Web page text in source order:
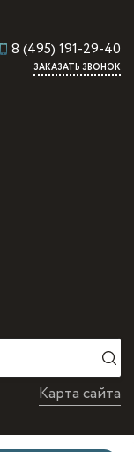
0
8 (495) 191-29-40
ЗАКАЗАТЬ ЗВОНОК
Карта сайта